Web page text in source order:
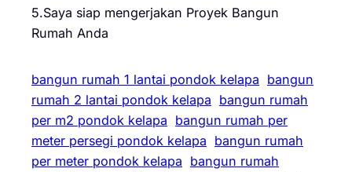
5.Saya siap mengerjakan Proyek Bangun
Rumah Anda
bangun rumah 1 lantai pondok kelapa bangun
rumah 2 lantai pondok kelapa bangun rumah
per m2 pondok kelapa bangun rumah per
meter persegi pondok kelapa bangun rumah
per meter pondok kelapa bangun rumah